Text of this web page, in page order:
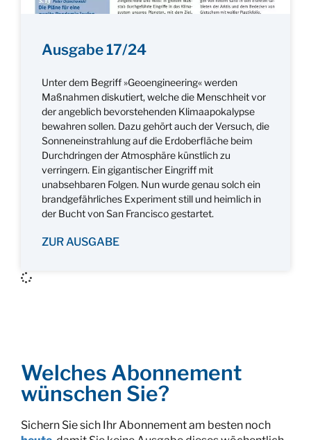
Ausgabe 17/24
Unter dem Begriff »Geoengineering« werden
Maßnahmen diskutiert, welche die Menschheit vor
der angeblich bevorstehenden Klimaapokalypse
bewahren sollen. Dazu gehört auch der Versuch, die
Sonneneinstrahlung auf die Erdoberfläche beim
Durchdringen der Atmosphäre künstlich zu
verringern. Ein gigantischer Eingriff mit
unabsehbaren Folgen. Nun wurde genau solch ein
brandgefährliches Experiment still und heimlich in
der Bucht von San Francisco gestartet.
ZUR AUSGABE
Welches Abonnement
wünschen Sie?
Sichern Sie sich Ihr Abonnement am besten noch